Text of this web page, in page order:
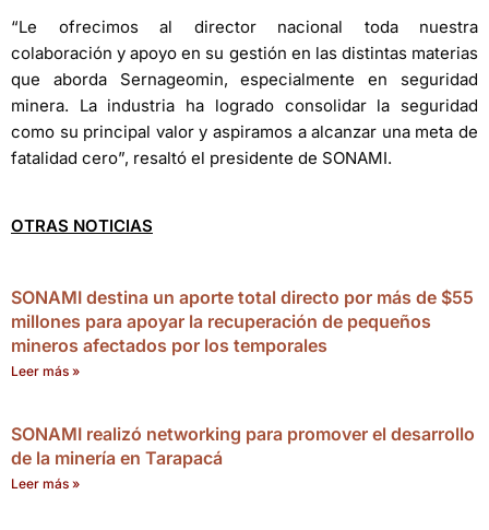
“Le ofrecimos al director nacional toda nuestra
colaboración y apoyo en su gestión en las distintas materias
que aborda Sernageomin, especialmente en seguridad
minera. La industria ha logrado consolidar la seguridad
como su principal valor y aspiramos a alcanzar una meta de
fatalidad cero”, resaltó el presidente de SONAMI.
OTRAS NOTICIAS
SONAMI destina un aporte total directo por más de $55
millones para apoyar la recuperación de pequeños
mineros afectados por los temporales
Leer más »
SONAMI realizó networking para promover el desarrollo
de la minería en Tarapacá
Leer más »